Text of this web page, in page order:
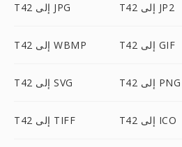
T42 إلى JPG T42 إلى JP2
T42 إلى WBMP T42 إلى GIF
T42 إلى SVG T42 إلى PNG
T42 إلى TIFF T42 إلى ICO